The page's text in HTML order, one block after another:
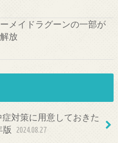
メイドラグーンの一部が
放
症対策に用意しておきた
2024.08.27